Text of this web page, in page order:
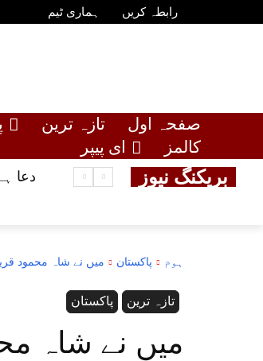
رابطہ کریں ہماری ٹیم
صفحہ اول تازہ ترین
کالمز
ای پیپر
بریکنگ نیوز دعا
ہوم پاکستان میں نے شاہ محمود
پاکستان تازہ ترین
میں نے شاہ